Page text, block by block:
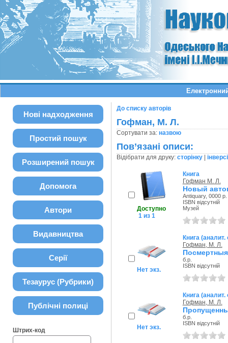
Нові надходження
Простий пошук
Розширений пошук
Допомога
Автори
Видавництва
Серії
Тезаурус (Рубрики)
Публічні полиці
Штрих-код
До списку авторів
Гофман, М. Л.
Сортувати за: назвою
Пов’язані описи:
Відібрати для друку: сторінку|
Доступно
1 из 1
Книга
Гофман М. Л.
Новый
Antiquary, 0000 р.
ISBN відсутній
Музей
Нет экз.
Книга
Гофман, М. Л.
Посмертныя
б.р.
ISBN відсутній
Нет экз.
Книга
Гофман, М. Л.
б.р.
ISBN відсутній